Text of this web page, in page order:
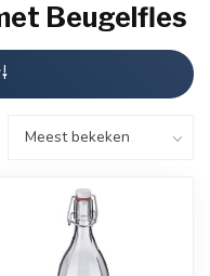
Beugelfles